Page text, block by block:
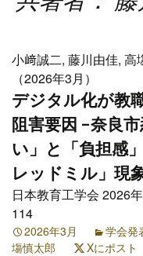
ツ
キ
ッ
プ
小﨑誠二, 藤川由佳, 高
（2026年3月）
デジタル化が教
阻害要因 -奈良
い」と「負担感
レッドミル」現
日本教育工学会 2026
114
2026年3月 学会発
塲慎太郎
Xにポスト